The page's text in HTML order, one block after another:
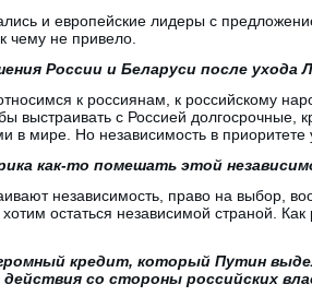
и европейские лидеры с
чему не привело.
России и Беларуси после ухода
к россиянам, к российскому
выстраивать с Россией долгосрочные,
в мире. Но независимость в приоритете
как-то помешать этой
независимость, право на выбор,
остаться независимой страной.
кредит, который Путин
со стороны российских